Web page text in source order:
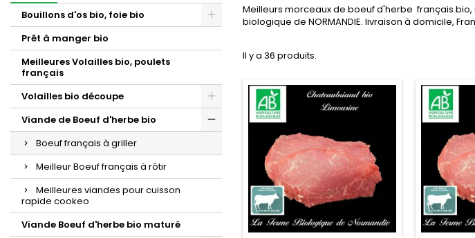
Bouillons d'os bio, foie bio
Prêt à manger bio
Meilleures Volailles bio, poulets
français
Volailles bio découpe
Viande de Boeuf d'herbe bio
Boeuf français à griller
Meilleur Boeuf français à rôtir
Meilleures viandes pour cuisson
rapide cookeo
Viande Boeuf d'herbe bio maturé
Meilleurs morceaux de boeuf d'herbe français
biologique de NORMANDIE. livraison à domicile,
Il y a 36 produits.